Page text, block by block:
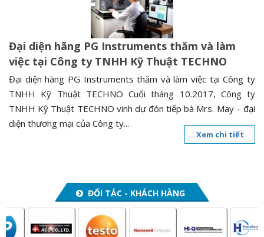
Đại diện hãng PG Instruments thăm và làm
việc tại Công ty TNHH Kỹ Thuật TECHNO
Đại diện hãng PG Instruments thăm và làm việc tại Công ty
TNHH Kỹ Thuật TECHNO Cuối tháng 10.2017, Công ty
TNHH Kỹ Thuật TECHNO vinh dự đón tiếp bà Mrs. May – đại
diện thương mại của Công ty...
Xem chi tiết
ĐỐI TÁC - KHÁCH HÀNG